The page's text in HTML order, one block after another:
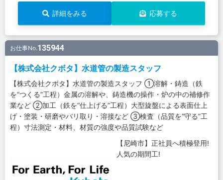
詳細をみる 応募する
お仕事No.135944
【株式会社クボタ】水道管の製造スタッフ
【株式会社クボタ】水道管の製造スタッフ ①溶解・鋳造（鉄
を“つくる”工程）金属の溶解や、鋳造機の操作・炉の中の補修作
業など ②加工（鉄を“仕上げる”工程）大型旋盤による表面仕上
げ・塗装・研磨やバリ取り・溶接など ③検査（品質を“守る”工
程）寸法測定・材料、材質の強度や品質試験など
【尼崎市】正社員へ積極登用!
人気の期間工!